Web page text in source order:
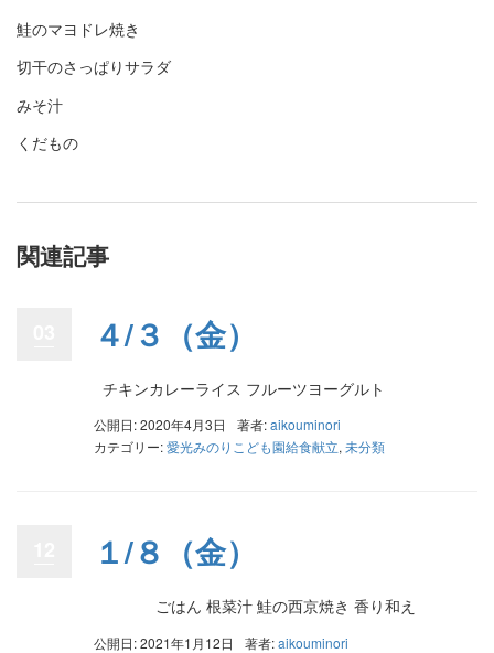
鮭のマヨドレ焼き
切干のさっぱりサラダ
みそ汁
くだもの
関連記事
４/３（金）
チキンカレーライス フルーツヨーグルト
公開日: 2020年4月3日 著者:aikouminori
カテゴリー:愛光みのりこども園給食献立, 未分類
１/８（金）
ごはん 根菜汁 鮭の西京焼き 香り和え
公開日: 2021年1月12日 著者:aikouminori